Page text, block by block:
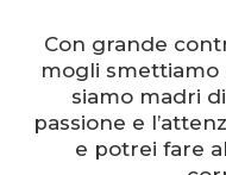
Con grande
mogli smettiamo
siamo madri
passione e
e potrei fare